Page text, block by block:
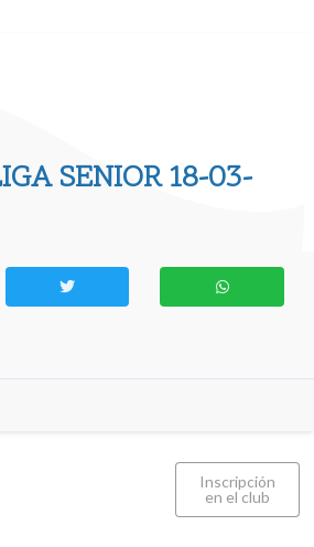
SENIOR 18-03-
Inscripción
en el club